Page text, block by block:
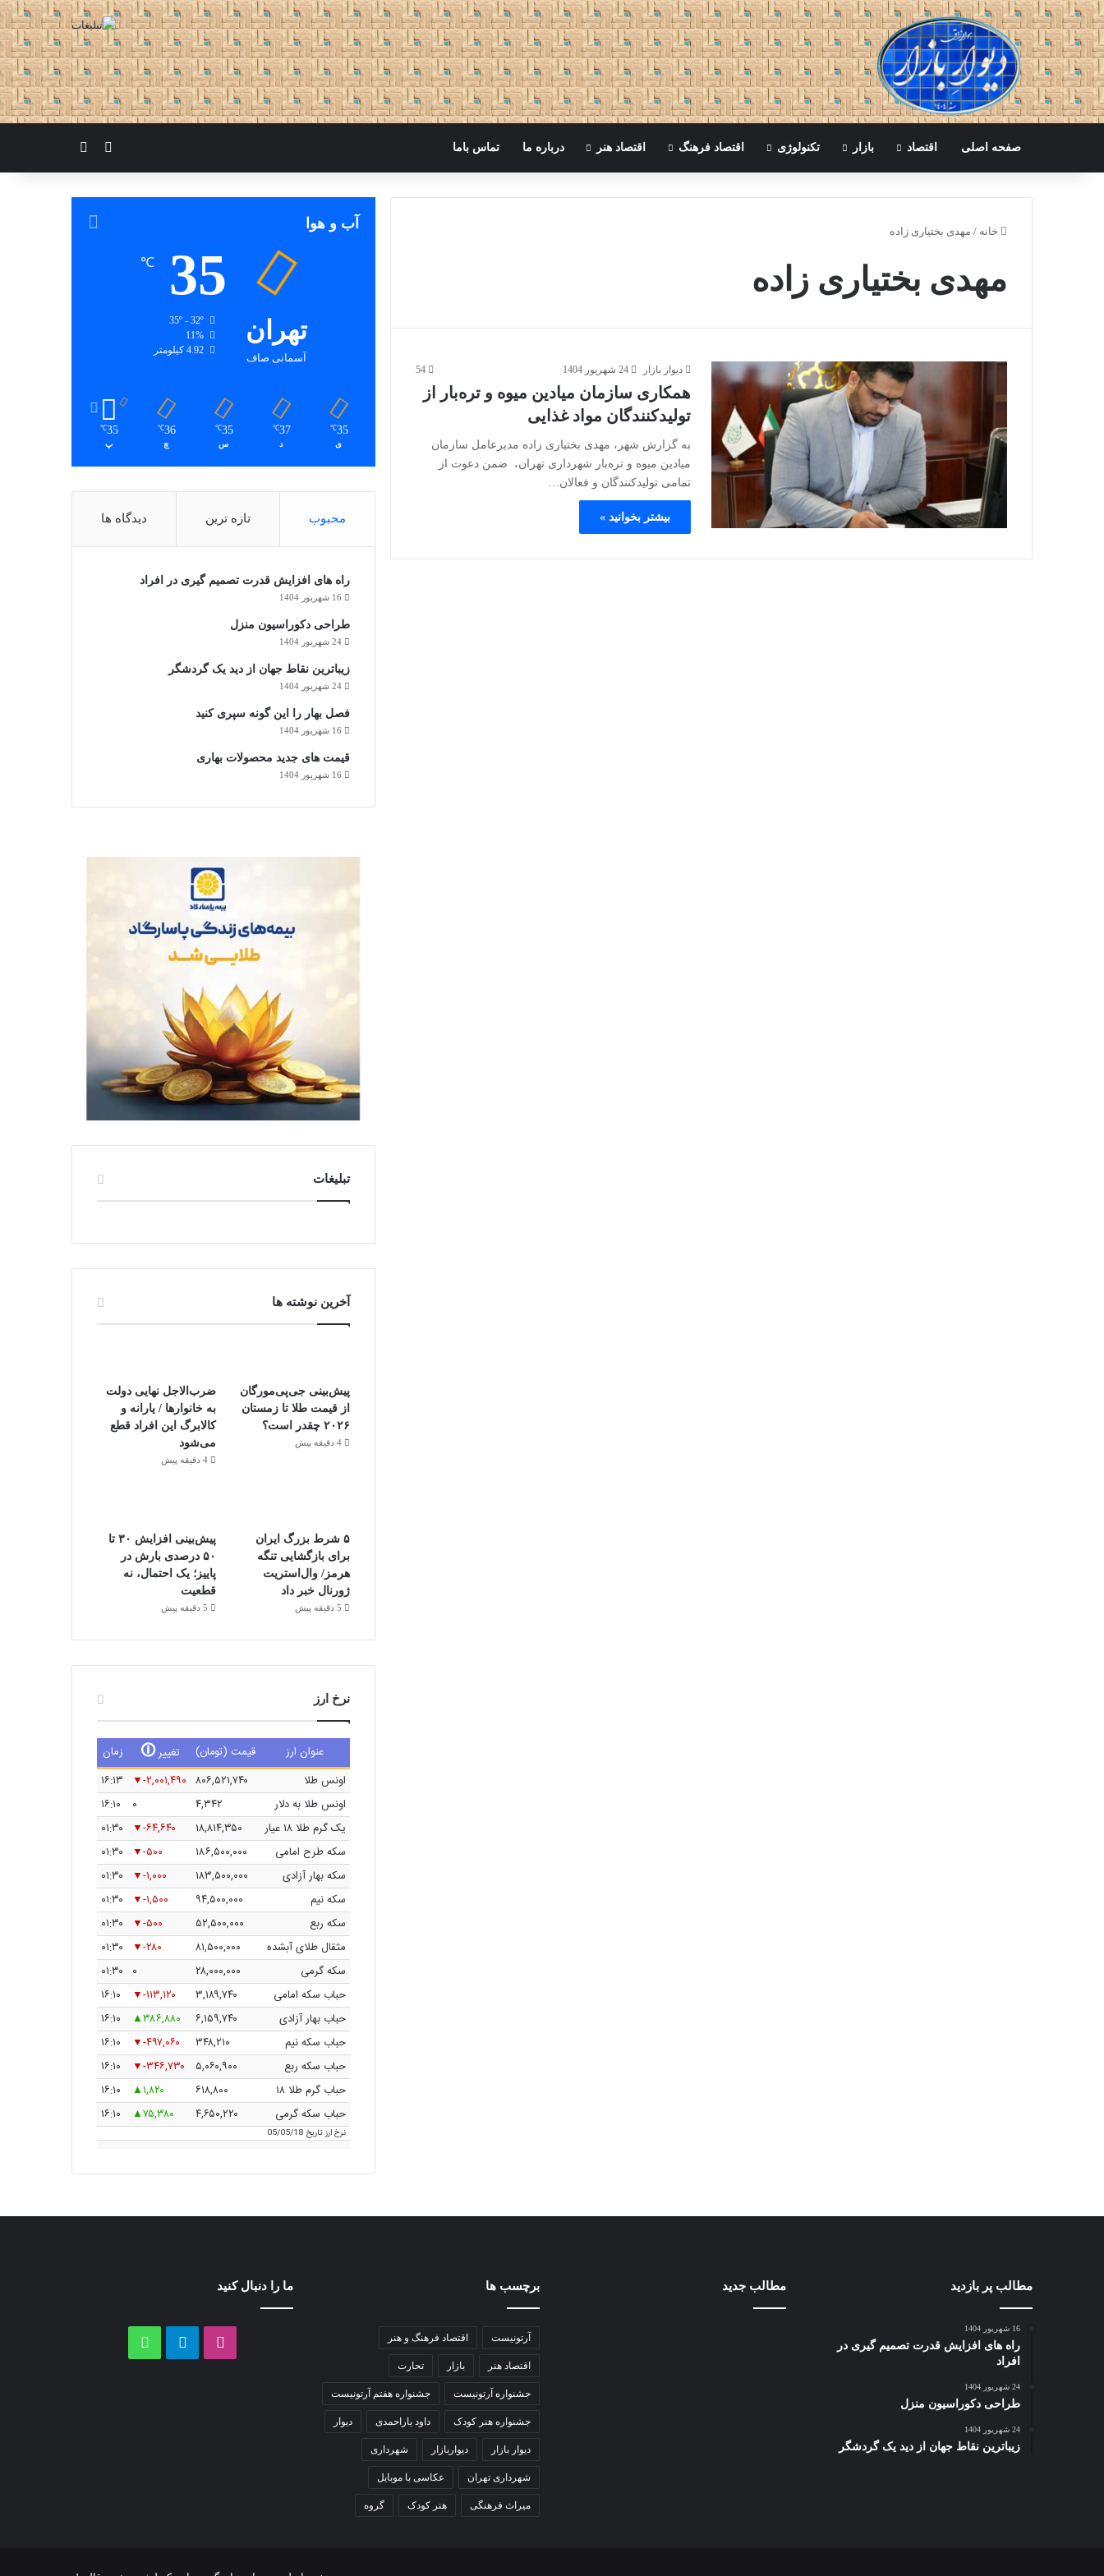
صفحه اصلی اقتصاد بازار تکنولوژی اقتصاد فرهنگ اقتصاد هنر درباره ما تماس باما تغییر پوسته
خانه / مهدی بختیاری زاده
مهدی بختیاری زاده
دیوار بازار 24 شهریور 1404 54
همکاری سازمان میادین میوه و تره‌بار از
تولیدکنندگان مواد غذایی
به گزارش شهر، مهدی بختیاری زاده مدیرعامل سازمان
میادین میوه و تره‌بار شهرداری تهران، ضمن دعوت از
تمامی تولیدکنندگان و فعالان…
بیشتر بخوانید »
آب و هوا
تهران
آسمانی صاف
35
℃
35º - 32º
11%
4.92 کیلومتر
35
℃
ی
37
℃
د
35
℃
س
36
℃
چ
35
℃
پ
محبوب تازه ترین دیدگاه ها
راه های افزایش قدرت تصمیم گیری در افراد
16 شهریور 1404
طراحی دکوراسیون منزل
24 شهریور 1404
زیباترین نقاط جهان از دید یک گردشگر
24 شهریور 1404
فصل بهار را این گونه سپری کنید
16 شهریور 1404
قیمت های جدید محصولات بهاری
16 شهریور 1404
تبلیغات
آخرین نوشته ها
پیش‌بینی جی‌پی‌مورگان
از قیمت طلا تا زمستان
۲۰۲۶ چقدر است؟
4 دقیقه پیش
ضرب‌الاجل نهایی دولت
به خانوارها / یارانه و
کالابرگ این افراد قطع
می‌شود
4 دقیقه پیش
۵ شرط بزرگ ایران
برای بازگشایی تنگه
هرمز/ وال‌استریت
ژورنال خبر داد
5 دقیقه پیش
پیش‌بینی افزایش ۳۰ تا
۵۰ درصدی بارش در
پاییز؛ یک احتمال، نه
قطعیت
5 دقیقه پیش
نرخ ارز
عنوان ارز قیمت (تومان) تغییر🛈
زمان
اونس طلا
۸۰۶,۵۲۱,۷۴۰ -۲,۰۰۱,۴۹۰
۱۶:۱۳
اونس طلا به دلار
۴,۳۴۲ ۰
۱۶:۱۰
یک گرم طلا ۱۸ عیار
۱۸,۸۱۴,۳۵۰ -۶۴,۶۴۰
۰۱:۳۰
سکه طرح امامی
۱۸۶,۵۰۰,۰۰۰ -۵۰۰
۰۱:۳۰
سکه بهار آزادی
۱۸۳,۵۰۰,۰۰۰ -۱,۰۰۰
۰۱:۳۰
سکه نیم
۹۴,۵۰۰,۰۰۰ -۱,۵۰۰
۰۱:۳۰
سکه ربع
۵۲,۵۰۰,۰۰۰ -۵۰۰
۰۱:۳۰
مثقال طلای آبشده
۸۱,۵۰۰,۰۰۰ -۲۸۰
۰۱:۳۰
سکه گرمی
۲۸,۰۰۰,۰۰۰ ۰ ۰۱:۳۰
حباب سکه امامی
۳,۱۸۹,۷۴۰ -۱۱۳,۱۲۰
۱۶:۱۰
حباب بهار آزادی
۶,۱۵۹,۷۴۰ ۳۸۶,۸۸۰
۱۶:۱۰
حباب سکه نیم
۳۴۸,۲۱۰ -۴۹۷,۰۶۰
۱۶:۱۰
حباب سکه ربع
۵,۰۶۰,۹۰۰ -۳۴۶,۷۳۰
۱۶:۱۰
حباب گرم طلا ۱۸
۶۱۸,۸۰۰ ۱,۸۲۰
۱۶:۱۰
حباب سکه گرمی
۴,۶۵۰,۲۲۰ ۷۵,۳۸۰ ۱۶:۱۰
نرخ ارزتاریخ 05/05/18
مطالب پر بازدید
16 شهریور 1404
راه های افزایش قدرت تصمیم گیری در
افراد
24 شهریور 1404
طراحی دکوراسیون منزل
24 شهریور 1404
زیباترین نقاط جهان از دید یک گردشگر
مطالب جدید برچسب ها
آرتونیست اقتصاد فرهنگ و هنر
اقتصاد هنر بازار تحارت
جشنواره آرتونیست جشنواره هفتم آرتونیست
جشنواره هنر کودک داود یاراحمدی دیوار
دیوار بازار دیواربازار شهرداری
شهرداری تهران عکاسی با موبایل
میراث فرهنگی هنر کودک گروه
ما را دنبال کنید
اینستاگرامتلگرام